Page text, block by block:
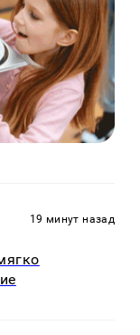
19 минут назад